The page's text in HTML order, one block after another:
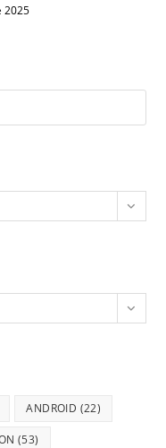
2025
ANDROID (22)
(53)